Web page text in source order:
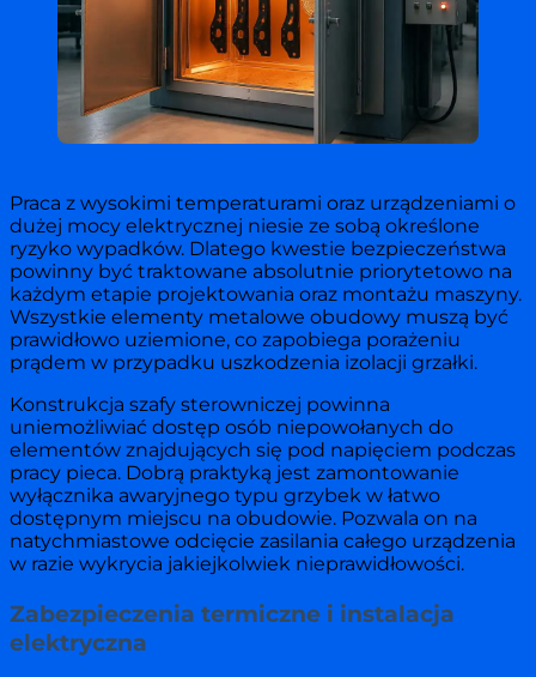
Praca z wysokimi temperaturami oraz urządzeniami o
dużej mocy elektrycznej niesie ze sobą określone
ryzyko wypadków. Dlatego kwestie bezpieczeństwa
powinny być traktowane absolutnie priorytetowo na
każdym etapie projektowania oraz montażu maszyny.
Wszystkie elementy metalowe obudowy muszą być
prawidłowo uziemione, co zapobiega porażeniu
prądem w przypadku uszkodzenia izolacji grzałki.
Konstrukcja szafy sterowniczej powinna
uniemożliwiać dostęp osób niepowołanych do
elementów znajdujących się pod napięciem podczas
pracy pieca. Dobrą praktyką jest zamontowanie
wyłącznika awaryjnego typu grzybek w łatwo
dostępnym miejscu na obudowie. Pozwala on na
natychmiastowe odcięcie zasilania całego urządzenia
w razie wykrycia jakiejkolwiek nieprawidłowości.
Zabezpieczenia termiczne i instalacja
elektryczna